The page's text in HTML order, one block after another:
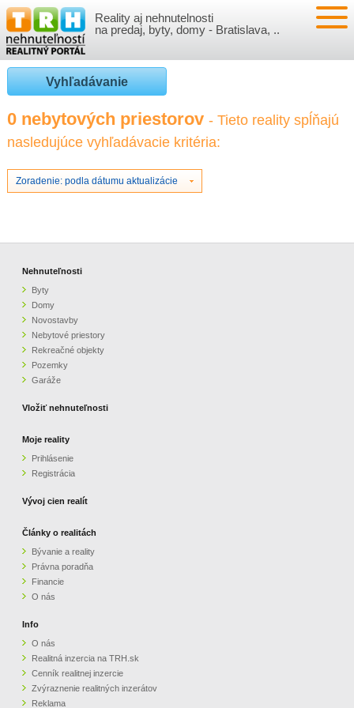
Reality aj nehnutelnosti
na predaj, byty, domy - Bratislava, ..
NEHNUTEĽNOSTI
BYTY
NOVOSTAVBY
NEBYTOVÉ PRIESTORY
GARÁŽE
VLOŽIŤ NEHNUTEĽNOSTI
PRIHLÁSENIE
REGISTRÁCIA
VÝVOJ CIEN REALÍT
ČLÁNKY O REALITÁCH
O NÁS
CENNÍK REALITNEJ INZERCIE
ZVÝRAZNENIE REALITNÝCH INZERÁTOV
PARTNERI
OBCHODNÉ PODMIENKY
KONTAKT
Vyhľadávanie
0 nebytových priestorov - Tieto reality spĺňajú
nasledujúce vyhľadávacie kritéria:
Zoradenie: podla dátumu aktualizácie
Nehnuteľnosti
Byty
Domy
Novostavby
Nebytové priestory
Rekreačné objekty
Pozemky
Garáže
Vložiť nehnuteľnosti
Moje reality
Prihlásenie
Registrácia
Vývoj cien realít
Články o realitách
Bývanie a reality
Právna poradňa
Financie
O nás
Info
O nás
Realitná inzercia na TRH.sk
Cenník realitnej inzercie
Zvýraznenie realitných inzerátov
Reklama